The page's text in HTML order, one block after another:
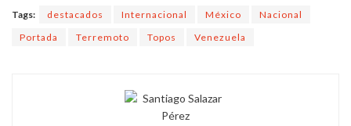
Tags: destacados Internacional México
Nacional
Portada
Terremoto Topos Venezuela